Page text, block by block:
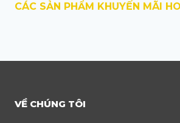
CÁC SẢN PHẨM KHUYẾN MÃI
VỀ CHÚNG TÔI